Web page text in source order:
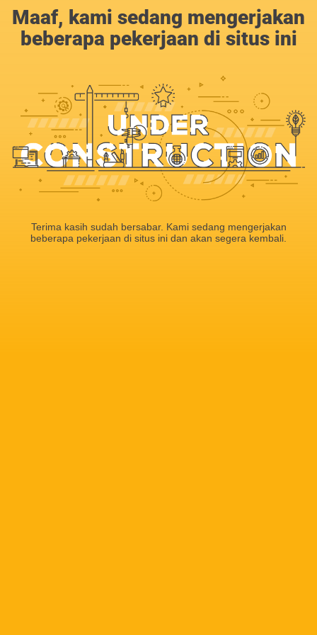
Maaf, kami sedang mengerjakan
beberapa pekerjaan di situs ini
Terima kasih sudah bersabar. Kami sedang mengerjakan
beberapa pekerjaan di situs ini dan akan segera kembali.